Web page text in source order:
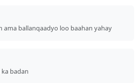
ama ballanqaadyo loo baahan yahay
ka badan